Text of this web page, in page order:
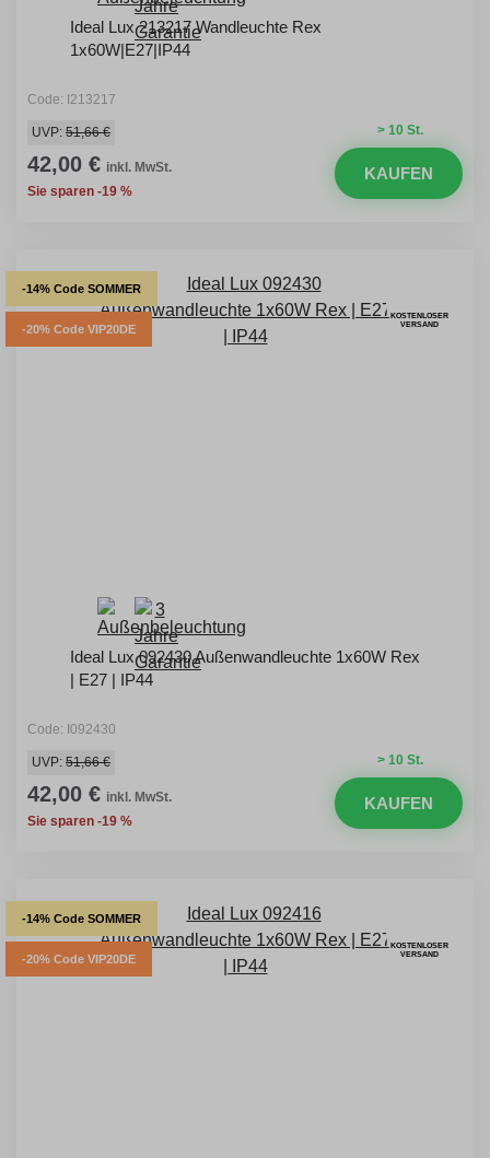
Ideal Lux 213217 Wandleuchte Rex
1x60W|E27|IP44
Code: I213217
> 10 St.
UVP: 51,66 €
42,00 € inkl. MwSt.
Sie sparen -19 %
KAUFEN
-14% Code SOMMER
-20% Code VIP20DE
KOSTENLOSER
VERSAND
Ideal Lux 092430 Außenwandleuchte 1x60W Rex
| E27 | IP44
Code: I092430
> 10 St.
UVP: 51,66 €
42,00 € inkl. MwSt.
Sie sparen -19 %
KAUFEN
-14% Code SOMMER
-20% Code VIP20DE
KOSTENLOSER
VERSAND